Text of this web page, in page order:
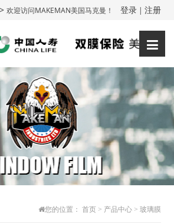
>欢迎访问MAKEMAN美国马克曼！ 登录| 注册
您的位置： 首页> 产品中心> 玻璃膜